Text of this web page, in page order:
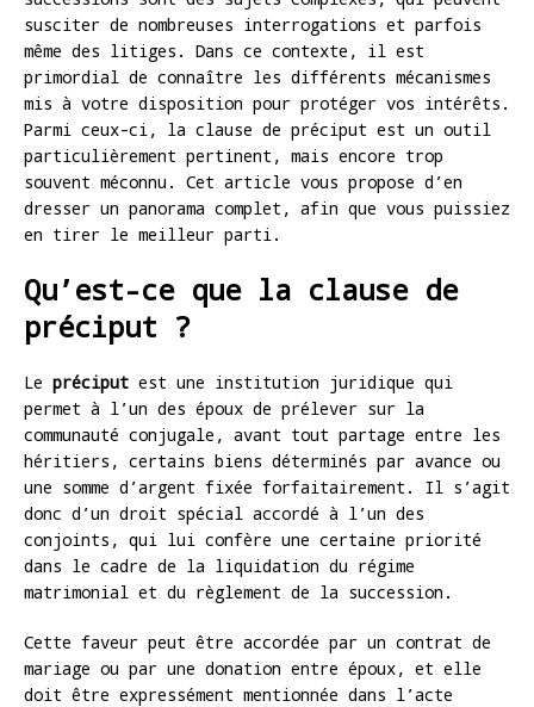
susciter de nombreuses interrogations et parfois
même des litiges. Dans ce contexte, il est
primordial de connaître les différents mécanismes
mis à votre disposition pour protéger vos intérêts.
Parmi ceux-ci, la clause de préciput est un outil
particulièrement pertinent, mais encore trop
souvent méconnu. Cet article vous propose d’en
dresser un panorama complet, afin que vous puissiez
en tirer le meilleur parti.
Qu’est-ce que la clause de
préciput ?
Le préciput est une institution juridique qui
permet à l’un des époux de prélever sur la
communauté conjugale, avant tout partage entre les
héritiers, certains biens déterminés par avance ou
une somme d’argent fixée forfaitairement. Il s’agit
donc d’un droit spécial accordé à l’un des
conjoints, qui lui confère une certaine priorité
dans le cadre de la liquidation du régime
matrimonial et du règlement de la succession.
Cette faveur peut être accordée par un contrat de
mariage ou par une donation entre époux, et elle
doit être expressément mentionnée dans l’acte